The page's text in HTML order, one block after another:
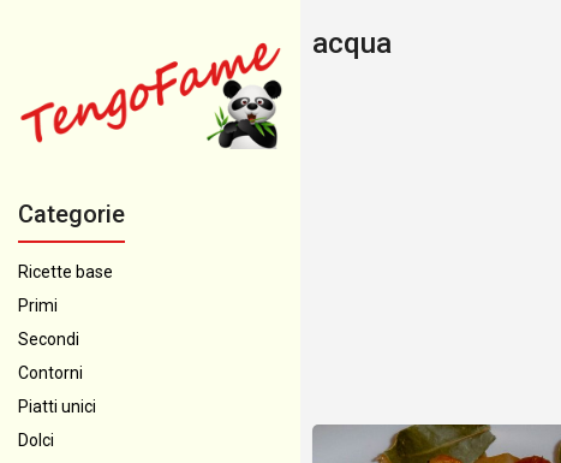
Categorie
Ricette base
Primi
Secondi
Contorni
Piatti unici
Dolci
acqua